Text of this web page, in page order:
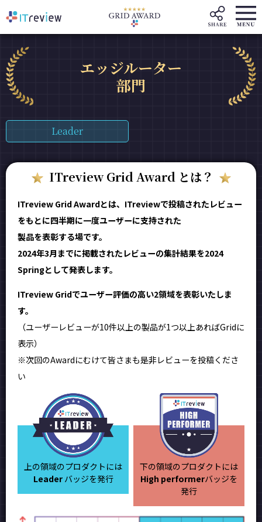
エッジルーター
部門
Leader
ITreview Grid Award とは？
ITreview Grid Awardとは、ITreviewで投稿されたレビュー
をもとに四半期に一度ユーザーに支持された
製品を表彰する場です。
2024年3月までに掲載されたレビューの集計結果を2024
Springとして発表します。
ITreview Gridでユーザー評価の高い2領域を表彰いたしま
す。
（ユーザーレビューが10件以上の製品が1つ以上あればGridに
表示）
※次回のAwardにむけて皆さまも是非レビューを投稿くださ
い
上の領域のプロダクトには
Leaderバッジを発行
下の領域のプロダクトには
High performerバッジを
発行